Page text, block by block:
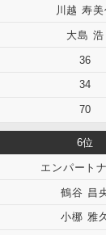
川越 寿美
大島 浩
36
34
70
6位
エンパート
鶴谷 昌
小梛 雅